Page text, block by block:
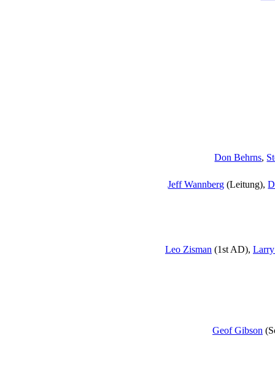
Don Behrns,
Jeff Wannberg (Leitung),
Leo Zisman (1st AD),
Geof Gibson